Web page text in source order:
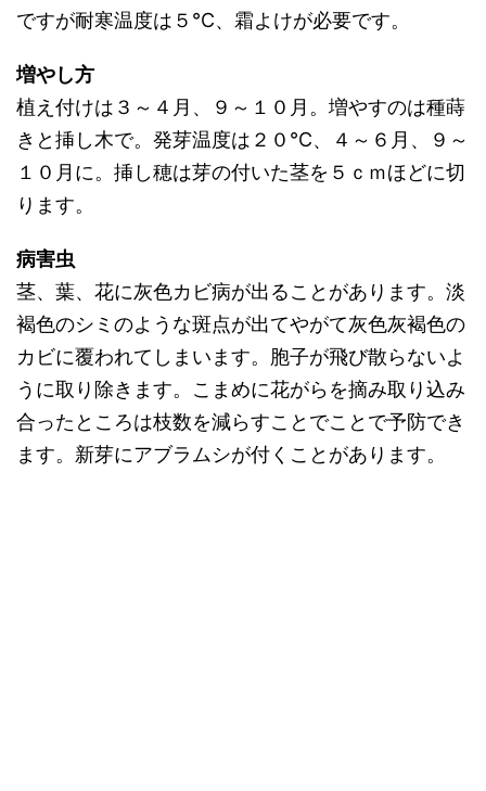
ですが耐寒温度は５℃、霜よけが必要です。
増やし方
植え付けは３～４月、９～１０月。増やすのは種蒔
きと挿し木で。発芽温度は２０℃、４～６月、９～
１０月に。挿し穂は芽の付いた茎を５ｃｍほどに切
ります。
病害虫
茎、葉、花に灰色カビ病が出ることがあります。淡
褐色のシミのような斑点が出てやがて灰色灰褐色の
カビに覆われてしまいます。胞子が飛び散らないよ
うに取り除きます。こまめに花がらを摘み取り込み
合ったところは枝数を減らすことでことで予防でき
ます。新芽にアブラムシが付くことがあります。